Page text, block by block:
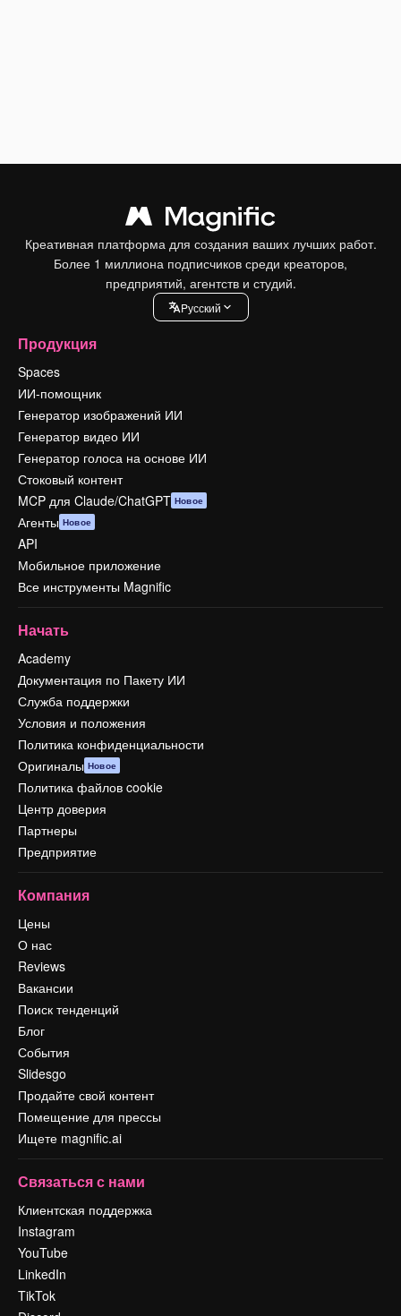
Креативная платформа для создания ваших лучших работ.
Более 1 миллиона подписчиков среди креаторов,
предприятий, агентств и студий.
Pусский
Продукция
Spaces
ИИ-помощник
Генератор изображений ИИ
Генератор видео ИИ
Генератор голоса на основе ИИ
Стоковый контент
MCP для Claude/ChatGPT Новое
Агенты Новое
API
Мобильное приложение
Все инструменты Magnific
Начать
Academy
Документация по Пакету ИИ
Служба поддержки
Условия и положения
Политика конфиденциальности
Оригиналы Новое
Политика файлов cookie
Центр доверия
Партнеры
Предприятие
Компания
Цены
О нас
Reviews
Вакансии
Поиск тенденций
Блог
События
Slidesgo
Продайте свой контент
Помещение для прессы
Ищете magnific.ai
Связаться с нами
Клиентская поддержка
Instagram
YouTube
LinkedIn
TikTok